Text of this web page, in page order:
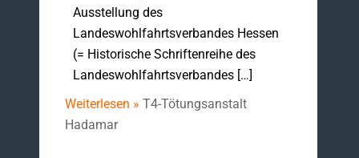
Ausstellung des
Landeswohlfahrtsverbandes Hessen
(= Historische Schriftenreihe des
Landeswohlfahrtsverbandes […]
Weiterlesen » T4-Tötungsanstalt
Hadamar